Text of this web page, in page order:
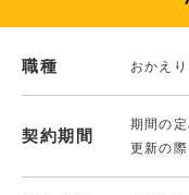
職種 おかえ
契約期間
期間の
更新の